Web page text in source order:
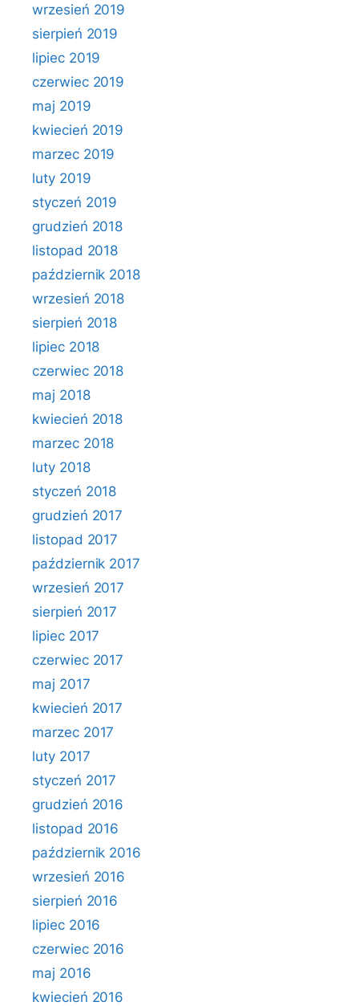
wrzesień 2019
sierpień 2019
lipiec 2019
czerwiec 2019
maj 2019
kwiecień 2019
marzec 2019
luty 2019
styczeń 2019
grudzień 2018
listopad 2018
październik 2018
wrzesień 2018
sierpień 2018
lipiec 2018
czerwiec 2018
maj 2018
kwiecień 2018
marzec 2018
luty 2018
styczeń 2018
grudzień 2017
listopad 2017
październik 2017
wrzesień 2017
sierpień 2017
lipiec 2017
czerwiec 2017
maj 2017
kwiecień 2017
marzec 2017
luty 2017
styczeń 2017
grudzień 2016
listopad 2016
październik 2016
wrzesień 2016
sierpień 2016
lipiec 2016
czerwiec 2016
maj 2016
kwiecień 2016